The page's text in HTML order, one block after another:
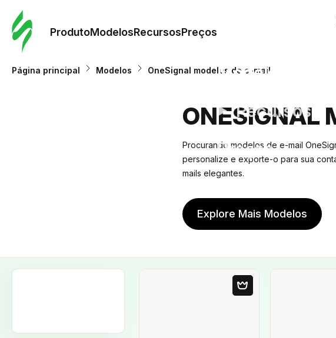
ProdutoModelosRecursosPreços
Modelos
Recursos
Preços
Página principal Modelos OneSignal modelos de e-mail
ONESIGNAL
Procurando modelos de e-mail
personalize e exporte-o para sua
mails elegantes.
Explore Mais Modelos